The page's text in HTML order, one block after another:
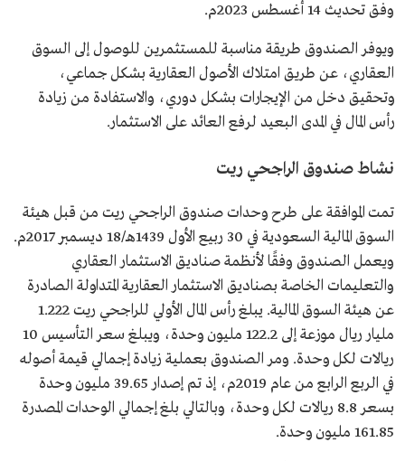
وفق تحديث 14 أغسطس 2023م.
ويوفر الصندوق طريقة مناسبة للمستثمرين للوصول إلى السوق
العقاري، عن طريق امتلاك الأصول العقارية بشكل جماعي،
وتحقيق دخل من الإيجارات بشكل دوري، والاستفادة من زيادة
رأس المال في المدى البعيد لرفع العائد على الاستثمار.
نشاط صندوق الراجحي ريت
تمت الموافقة على طرح وحدات صندوق الراجحي ريت من قبل هيئة
السوق المالية السعودية في 30 ربيع الأول 1439هـ/18 ديسمبر 2017م.
ويعمل الصندوق وفقًا لأنظمة صناديق الاستثمار العقاري
والتعليمات الخاصة بصناديق الاستثمار العقارية المتداولة الصادرة
عن هيئة السوق المالية. يبلغ رأس المال الأولي للراجحي ريت 1.222
مليار ريال موزعة إلى 122.2 مليون وحدة، ويبلغ سعر التأسيس 10
ريالات لكل وحدة. ومر الصندوق بعملية زيادة إجمالي قيمة أصوله
في الربع الرابع من عام 2019م، إذ تم إصدار 39.65 مليون وحدة
بسعر 8.8 ريالات لكل وحدة، وبالتالي بلغ إجمالي الوحدات المصدرة
161.85 مليون وحدة.